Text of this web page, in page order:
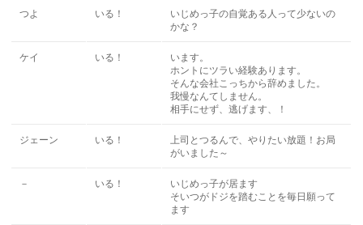
つよ いる！
いじめっ子の自覚ある人って少ないの
かな？
ケイ いる！
います。
ホントにツラい経験あります。
そんな会社こっちから辞めました。
我慢なんてしません。
相手にせず、逃げます、！
ジェーン いる！
上司とつるんで、やりたい放題！お局
がいました～
－ いる！
いじめっ子が居ます
そいつがドジを踏むことを毎日願って
ます